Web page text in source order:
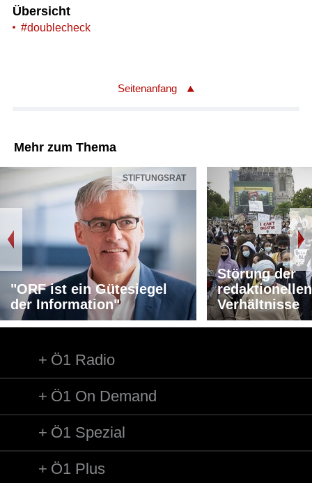
Übersicht
#doublecheck
Seitenanfang
Mehr zum Thema
STIFTUNGSRAT
"ORF ist ein Gütesiegel
der Information"
Störung der
redaktionellen
Verhältnisse
Ö1 Radio
Ö1 On Demand
Ö1 Spezial
Ö1 Plus